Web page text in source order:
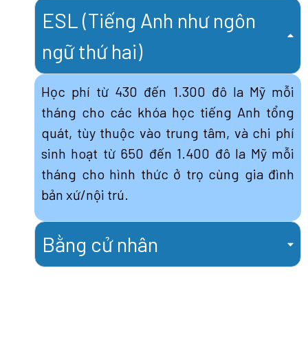
ESL (Tiếng Anh như ngôn
ngữ thứ hai)
Học phí từ 430 đến 1.300 đô la Mỹ mỗi
tháng cho các khóa học tiếng Anh tổng
quát, tùy thuộc vào trung tâm, và chi phí
sinh hoạt từ 650 đến 1.400 đô la Mỹ mỗi
tháng cho hình thức ở trọ cùng gia đình
bản xứ/nội trú.
Bằng cử nhân